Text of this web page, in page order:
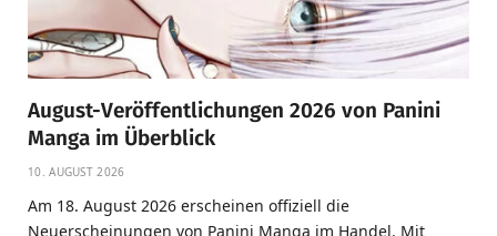
August-Veröffentlichungen 2026 von Panini
Manga im Überblick
10. AUGUST 2026
Am 18. August 2026 erscheinen offiziell die
Neuerscheinungen von Panini Manga im Handel. Mit